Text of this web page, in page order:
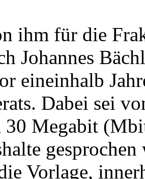
ihm für die
Johannes
eineinhalb
Dabei sei
Megabit
Vorlage,